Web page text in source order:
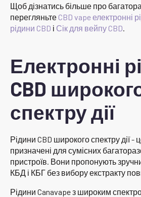
Щоб дізнатись більше про
перегляньте CBD vape електронні
рідини CBD і Сік для вейпу CBD.
Електронні
CBD
спектру дії
Рідини CBD широкого спектру дії -
призначені для сумісних
пристроїв. Вони пропонують
КБД і КБГ без вибору екстракту
Рідини Canavape з широким